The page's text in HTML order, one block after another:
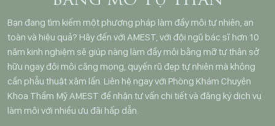
Bạn đang tìm kiếm một phương pháp làm đầy môi tự nhiên, an
toàn và hiệu quả? Hãy đến với AMEST, với đội ngũ bác sĩ hơn 10
năm kinh nghiệm sẽ giúp nàng làm đầy môi bằng mỡ tự thân sở
hữu ngay đôi môi căng mọng, quyến rũ đẹp tự nhiên mà không
cần phẫu thuật xâm lấn. Liên hệ ngay với Phòng Khám Chuyên
Khoa Thẩm Mỹ AMEST để nhận tư vấn chi tiết và đăng ký dịch vụ
làm môi với nhiều ưu đãi hấp dẫn.